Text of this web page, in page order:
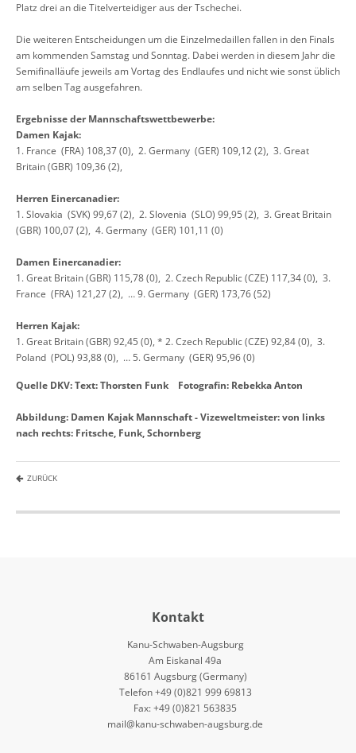
Platz drei an die Titelverteidiger aus der Tschechei.
Die weiteren Entscheidungen um die Einzelmedaillen fallen in den Finals
am kommenden Samstag und Sonntag. Dabei werden in diesem Jahr die
Semifinalläufe jeweils am Vortag des Endlaufes und nicht wie sonst üblich
am selben Tag ausgefahren.
Ergebnisse der Mannschaftswettbewerbe:
Damen Kajak:
1. France (FRA) 108,37 (0), 2. Germany (GER) 109,12 (2), 3. Great
Britain (GBR) 109,36 (2),
Herren Einercanadier:
1. Slovakia (SVK) 99,67 (2), 2. Slovenia (SLO) 99,95 (2), 3. Great Britain
(GBR) 100,07 (2), 4. Germany (GER) 101,11 (0)
Damen Einercanadier:
1. Great Britain (GBR) 115,78 (0), 2. Czech Republic (CZE) 117,34 (0), 3.
France (FRA) 121,27 (2), … 9. Germany (GER) 173,76 (52)
Herren Kajak:
1. Great Britain (GBR) 92,45 (0), * 2. Czech Republic (CZE) 92,84 (0), 3.
Poland (POL) 93,88 (0), … 5. Germany (GER) 95,96 (0)
Quelle DKV: Text: Thorsten Funk Fotografin: Rebekka Anton
Abbildung: Damen Kajak Mannschaft - Vizeweltmeister: von links
nach rechts: Fritsche, Funk, Schornberg
ZURÜCK
Kontakt
Kanu-Schwaben-Augsburg
Am Eiskanal 49a
86161 Augsburg (Germany)
Telefon +49 (0)821 999 69813
Fax: +49 (0)821 563835
mail@kanu-schwaben-augsburg.de